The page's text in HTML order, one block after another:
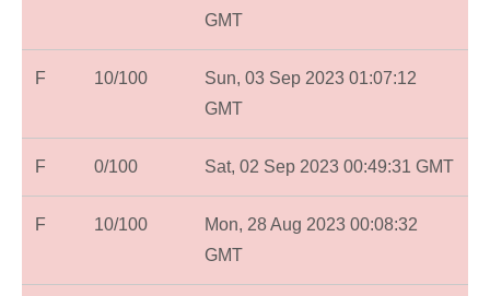
GMT
F 10/100
Sun, 03 Sep 2023 01:07:12
GMT
F 0/100 Sat, 02 Sep 2023 00:49:31 GMT
F 10/100
Mon, 28 Aug 2023 00:08:32
GMT